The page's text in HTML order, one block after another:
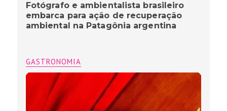
Fotógrafo e ambientalista brasileiro
embarca para ação de recuperação
ambiental na Patagônia argentina
GASTRONOMIA